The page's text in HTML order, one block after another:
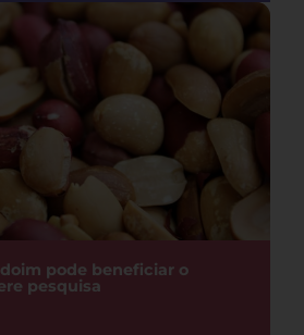
pode beneficiar o
pesquisa